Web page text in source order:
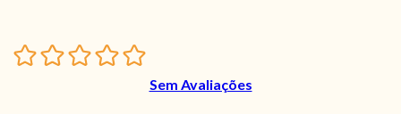
Sem Avaliações